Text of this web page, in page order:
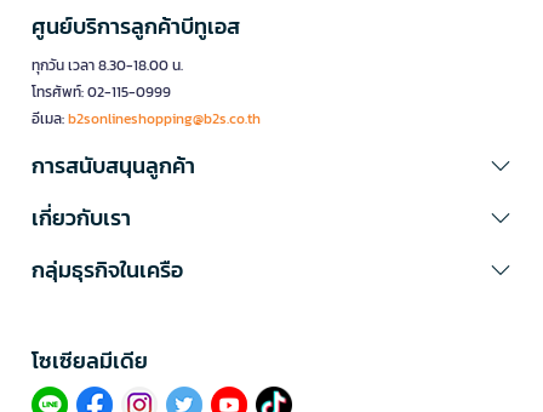
ศูนย์บริการลูกค้าบีทูเอส
ทุกวัน เวลา 8.30-18.00 น.
โทรศัพท์: 02-115-0999
อีเมล:b2sonlineshopping@b2s.co.th
การสนับสนุนลูกค้า
เกี่ยวกับเรา
กลุ่มธุรกิจในเครือ
โซเซียลมีเดีย​